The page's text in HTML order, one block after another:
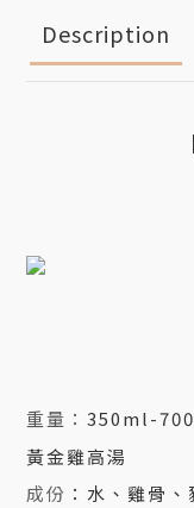
Description
重量： 350ml-
黃金雞高湯
成份 ：水、雞骨、